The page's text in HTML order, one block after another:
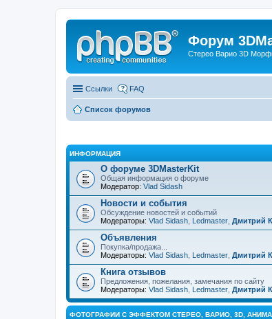
Форум
Стерео Варио 3D
Ссылки FAQ
Список форумов
ИНФОРМАЦИЯ
О форуме 3DMasterKit
Общая информация о форуме
Модератор: Vlad Sidash
Новости и события
Обсуждение новостей и событий
Модераторы: Vlad Sidash Ledmaster Дмитрий
Объявления
Покупка/продажа...
Модераторы: Vlad Sidash Ledmaster Дмитрий
Книга отзывов
Предложения, пожелания, замечания по сайту
Модераторы: Vlad Sidash Ledmaster Дмитрий
ФОТОГРАФИИ С ЭФФЕКТОМ СТЕРЕО, ВАРИО, 3D,